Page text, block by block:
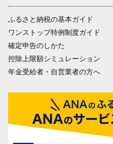
ふるさと納税の基本ガイド
ワンストップ特例制度ガイド
確定申告のしかた
控除上限額シミュレーション
年金受給者・自営業者の方へ